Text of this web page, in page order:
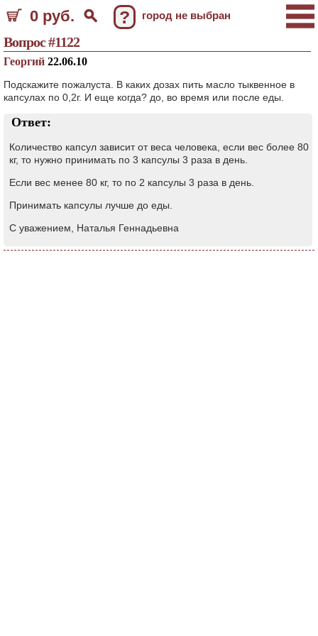
0 руб. ? город не выбран
Вопрос #1122
Георгий 22.06.10
Подскажите пожалуста. В каких дозах пить масло тыквенное в
капсулах по 0,2г. И еще когда? до, во время или после еды.
Ответ:
Количество капсул зависит от веса человека, если вес более 80
кг, то нужно принимать по 3 капсулы 3 раза в день.
Если вес менее 80 кг, то по 2 капсулы 3 раза в день.
Принимать капсулы лучше до еды.
С уважением, Наталья Геннадьевна